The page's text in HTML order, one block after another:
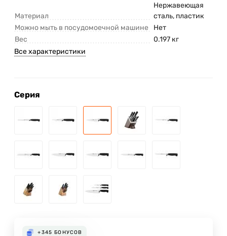
Материал
Нержавеющая
сталь, пластик
Можно мыть в посудомоечной машине
Нет
Вес
0.197 кг
Все характеристики
Серия
+345 БОНУСОВ